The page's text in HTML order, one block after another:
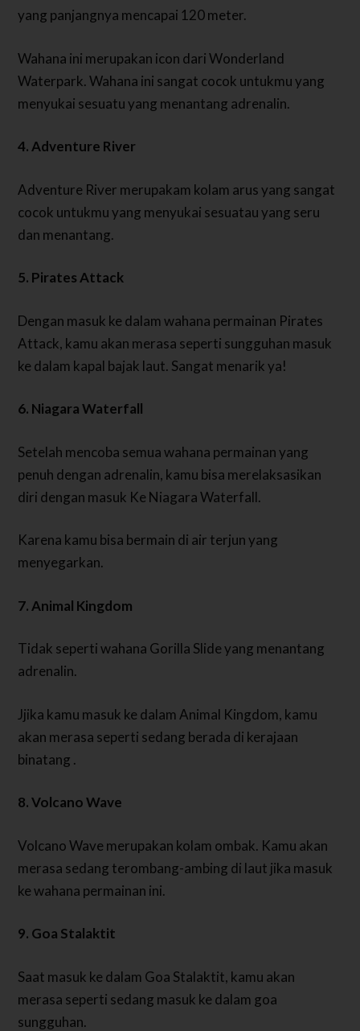
yang panjangnya mencapai 120 meter.
Wahana ini merupakan icon dari Wonderland
Waterpark. Wahana ini sangat cocok untukmu yang
menyukai sesuatu yang menantang adrenalin.
4. Adventure River
Adventure River merupakam kolam arus yang sangat
cocok untukmu yang menyukai sesuatau yang seru
dan menantang.
5. Pirates Attack
Dengan masuk ke dalam wahana permainan Pirates
Attack, kamu akan merasa seperti sungguhan masuk
ke dalam kapal bajak laut. Sangat menarik ya!
6. Niagara Waterfall
Setelah mencoba semua wahana permainan yang
penuh dengan adrenalin, kamu bisa merelaksasikan
diri dengan masuk Ke Niagara Waterfall.
Karena kamu bisa bermain di air terjun yang
menyegarkan.
7. Animal Kingdom
Tidak seperti wahana Gorilla Slide yang menantang
adrenalin.
Jjika kamu masuk ke dalam Animal Kingdom, kamu
akan merasa seperti sedang berada di kerajaan
binatang .
8. Volcano Wave
Volcano Wave merupakan kolam ombak. Kamu akan
merasa sedang terombang-ambing di laut jika masuk
ke wahana permainan ini.
9. Goa Stalaktit
Saat masuk ke dalam Goa Stalaktit, kamu akan
merasa seperti sedang masuk ke dalam goa
sungguhan.